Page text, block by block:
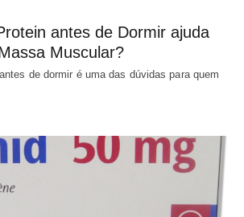
antes de Dormir ajuda
Muscular?
de dormir é uma das dúvidas para quem